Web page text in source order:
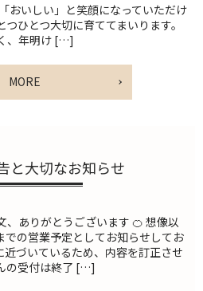
おいしい」と笑顔になっていただけ
ひとつ大切に育ててまいります。
、年明け […]
MORE
と大切なお知らせ
、ありがとうございます 🍊 想像以
の営業予定としてお知らせしてお
づいているため、内容を訂正させ
の受付は終了 […]